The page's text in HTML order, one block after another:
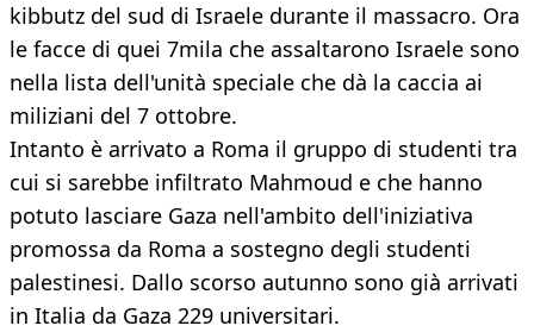
kibbutz del sud di Israele durante il massacro. Ora
le facce di quei 7mila che assaltarono Israele sono
nella lista dell'unità speciale che dà la caccia ai
miliziani del 7 ottobre.
Intanto è arrivato a Roma il gruppo di studenti tra
cui si sarebbe infiltrato Mahmoud e che hanno
potuto lasciare Gaza nell'ambito dell'iniziativa
promossa da Roma a sostegno degli studenti
palestinesi. Dallo scorso autunno sono già arrivati
in Italia da Gaza 229 universitari.